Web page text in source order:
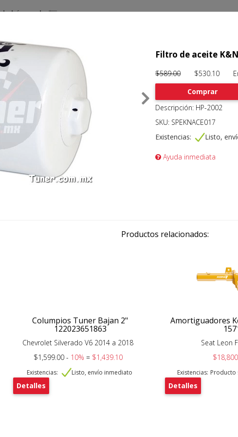
búsqueda
Filtro de aceite
$589.00$530.10
Comprar
Descripción: HP-2002
SKU: SPEKNACE017
Existencias:
Listo,
Ayuda inmediata
Productos relacionados:
Columpios Tuner Bajan 2"
122023651863
Chevrolet Silverado V6 2014 a 2018
$1,599.00 - 10% = $1,439.10
Existencias: Listo, envío inmediato
Detalles
Amortiguadores
Seat Leon
Existencias:
Detalles